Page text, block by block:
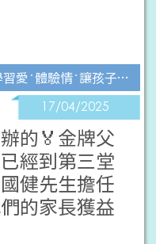
金牌父母「學習愛‧體驗情‧讓孩子快樂全面地成長」家長證書課程第三堂
17/04/2025
的🏅金牌父
經到第三堂
健先生擔任
的家長獲益